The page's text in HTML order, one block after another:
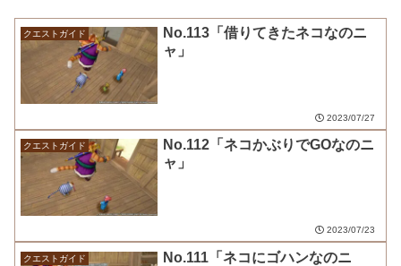
クエストガイド
No.113「借りてきたネコなのニ
ャ」
2023/07/27
クエストガイド
No.112「ネコかぶりでGOなのニ
ャ」
2023/07/23
クエストガイド
No.111「ネコにゴハンなのニ